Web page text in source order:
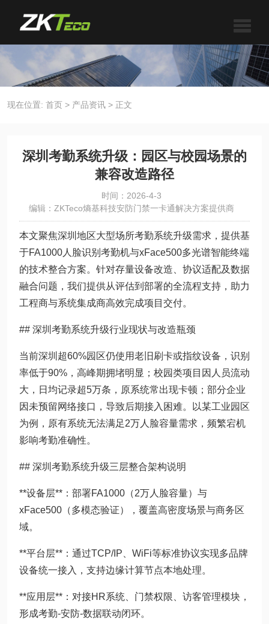
现在位置: 首页 > 产品资讯 > 正文
深圳考勤系统升级：园区与校园场景的
兼容改造路径
时间：2026-4-3
编辑：ZKTeco熵基科技安防门禁一卡通解决方案提供商
本文聚焦深圳地区大型场所考勤系统升级需求，提供基
于FA1000人脸识别考勤机与xFace500多光谱智能终端
的技术整合方案。针对存量设备改造、协议适配及数据
融合问题，我们提供从评估到部署的全流程支持，助力
工程商与系统集成商高效完成项目交付。
## 深圳考勤系统升级行业现状与改造瓶颈
当前深圳超60%园区仍使用老旧刷卡或指纹设备，识别
率低于90%，高峰期拥堵明显；校园类项目因人员流动
大，日均记录超5万条，原系统常出现卡顿；部分企业
因未预留网络接口，导致后期接入困难。以某工业园区
为例，原有系统无法满足2万人脸容量需求，频繁宕机
影响考勤准确性。
## 深圳考勤系统升级三层整合架构说明
**设备层**：部署FA1000（2万人脸容量）与
xFace500（多模态验证），覆盖高密度场景与商务区
域。
**平台层**：通过TCP/IP、WiFi等标准协议实现多品牌
设备统一接入，支持边缘计算节点本地处理。
**应用层**：对接HR系统、门禁权限、访客管理模块，
形成考勤-安防-数据联动闭环。